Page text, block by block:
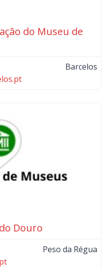
do Museu de
Barcelos
Douro
Peso da Régua